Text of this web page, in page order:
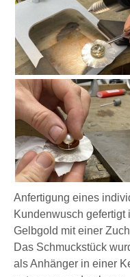
Anfertigung eines
Kundenwusch gefertigt
Gelbgold mit einer
Das Schmuckstück
als Anhänger in einer